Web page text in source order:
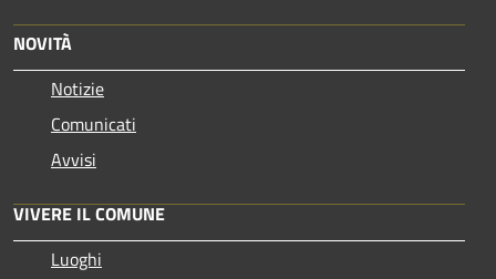
NOVITÀ
Notizie
Comunicati
Avvisi
VIVERE IL COMUNE
Luoghi